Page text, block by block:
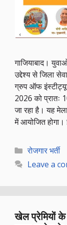
गाजियाबाद।
उद्देश्य से जिला
ग्रुप ऑफ
2026 को प्रातः
जा रहा है। यह
में आयोजित
Categories
रोजगार भर्ती
Leave a
खेल प्रेमियों के